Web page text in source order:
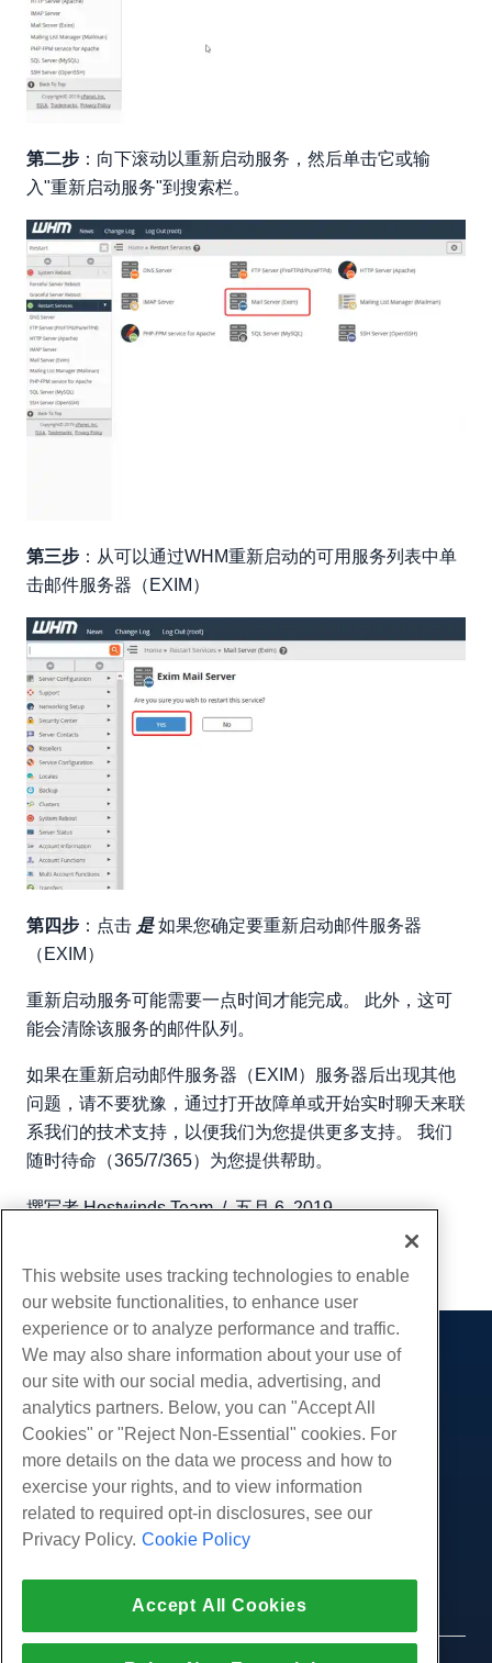
第二步 ：向下滚动以重新启动服务，然后单击它或输
入"重新启动服务"到搜索栏。
第三步 ：从可以通过WHM重新启动的可用服务列表中单
击邮件服务器（EXIM）
第四步 ：点击 是如果您确定要重新启动邮件服务器
（EXIM）
重新启动服务可能需要一点时间才能完成。 此外，这可
能会清除该服务的邮件队列。
如果在重新启动邮件服务器（EXIM）服务器后出现其他
问题，请不要犹豫，通过打开故障单或开始实时聊天来联
系我们的技术支持，以便我们为您提供更多支持。 我们
随时待命（365/7/365）为您提供帮助。
撰写者 Hostwinds Team/五月 6, 2019
产品展示
虚拟主机
企业主机
转销商托管
白标经销商
管理Linux VPS
非托管Linux VPS
管理Windows. VPS
非托管Windows VPS
云服务器
服务
网站迁移
社区
产品资料
教程
公司
关于我们
按
在线聊天
This website uses tracking technologies to enable
our website functionalities, to enhance user
experience or to analyze performance and traffic.
We may also share information about your use of
our site with our social media, advertising, and
analytics partners. Below, you can "Accept All
Cookies" or "Reject Non-Essential" cookies. For
more details on the data we process and how to
exercise your rights, and to view information
related to required opt-in disclosures, see our
Privacy Policy. Cookie Policy
Accept All Cookies